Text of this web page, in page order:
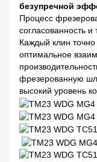
безупречной
Процесс
согласованность и
Каждый клин
оптимальное
фрезерованную
высокий уровень